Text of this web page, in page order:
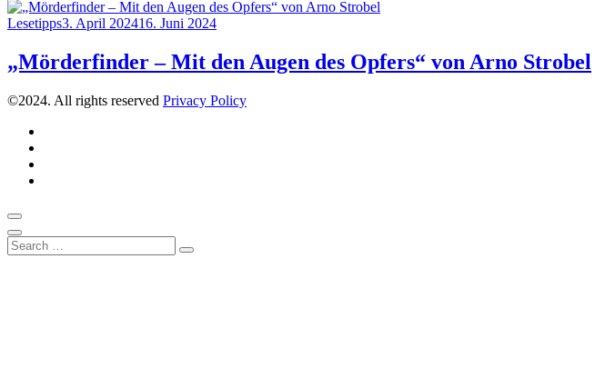
Category
LesetippsPosted
3. April 202416. Juni 2024
„Mörderfinder – Mit den Augen des Opfers“ von Arno Strobel
©2024. All rights reserved Privacy Policy
Scroll
to
top
Close
Search
for:
Search